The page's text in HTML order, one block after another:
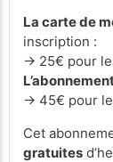
La carte de
inscription :
→ 25€ pour
→ 45€ pour
Cet
gratuites